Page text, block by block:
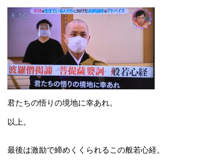
君たちの悟りの境地に幸あれ。
以上。
最後は激励で締めくくられるこの般若心経。